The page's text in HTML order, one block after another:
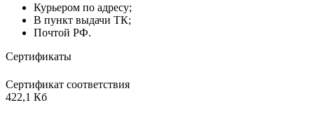
Курьером по адресу;
В пункт выдачи ТК;
Почтой РФ.
Сертификаты
Сертификат соответствия
422,1 Кб